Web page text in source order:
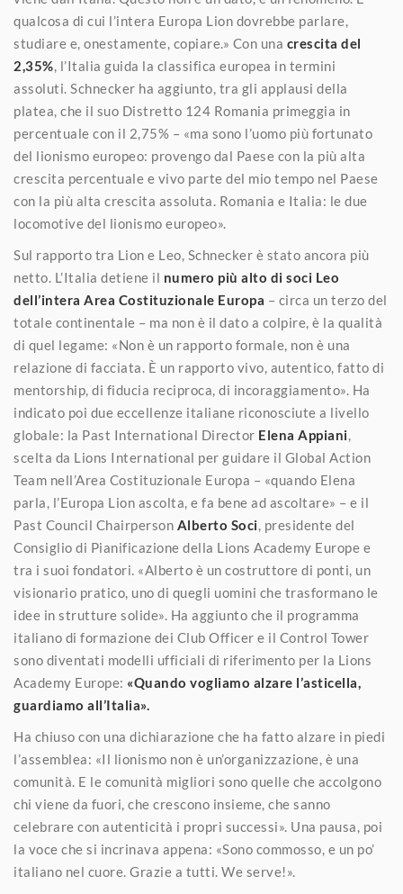
qualcosa di cui l’intera Europa Lion dovrebbe parlare,
studiare e, onestamente, copiare.» Con una crescita del
2,35%, l’Italia guida la classifica europea in termini
assoluti. Schnecker ha aggiunto, tra gli applausi della
platea, che il suo Distretto 124 Romania primeggia in
percentuale con il 2,75% – «ma sono l’uomo più fortunato
del lionismo europeo: provengo dal Paese con la più alta
crescita percentuale e vivo parte del mio tempo nel Paese
con la più alta crescita assoluta. Romania e Italia: le due
locomotive del lionismo europeo».
Sul rapporto tra Lion e Leo, Schnecker è stato ancora più
netto. L’Italia detiene il numero più alto di soci Leo
dell’intera Area Costituzionale Europa – circa un terzo del
totale continentale – ma non è il dato a colpire, è la qualità
di quel legame: «Non è un rapporto formale, non è una
relazione di facciata. È un rapporto vivo, autentico, fatto di
mentorship, di fiducia reciproca, di incoraggiamento». Ha
indicato poi due eccellenze italiane riconosciute a livello
globale: la Past International Director Elena Appiani,
scelta da Lions International per guidare il Global Action
Team nell’Area Costituzionale Europa – «quando Elena
parla, l’Europa Lion ascolta, e fa bene ad ascoltare» – e il
Past Council Chairperson Alberto Soci, presidente del
Consiglio di Pianificazione della Lions Academy Europe e
tra i suoi fondatori. «Alberto è un costruttore di ponti, un
visionario pratico, uno di quegli uomini che trasformano le
idee in strutture solide». Ha aggiunto che il programma
italiano di formazione dei Club Officer e il Control Tower
sono diventati modelli ufficiali di riferimento per la Lions
Academy Europe: «Quando vogliamo alzare l’asticella,
guardiamo all’Italia».
Ha chiuso con una dichiarazione che ha fatto alzare in piedi
l’assemblea: «Il lionismo non è un’organizzazione, è una
comunità. E le comunità migliori sono quelle che accolgono
chi viene da fuori, che crescono insieme, che sanno
celebrare con autenticità i propri successi». Una pausa, poi
la voce che si incrinava appena: «Sono commosso, e un po’
italiano nel cuore. Grazie a tutti. We serve!».